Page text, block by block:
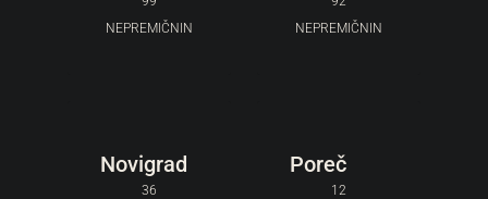
NEPREMIČNIN
NEPREMIČNIN
Novigrad
36
Poreč
12